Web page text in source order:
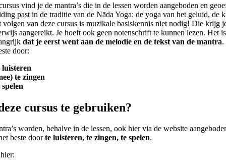
vind je de mantra’s die in de lessen worden aangeboden en
past in de traditie van de Nāda Yoga: de yoga van het geluid, de
volgen van deze cursus is muzikale basiskennis niet nodig! Die krijg
aangereikt. Je hoeft ook geen notenschrift te kunnen lezen. Het
dat je eerst went aan de melodie en de tekst van de mantra.
door:
luisteren
te zingen
spelen
cursus te gebruiken?
worden, behalve in de lessen, ook hier via de website
beste doorte luisteren, te zingen, te spelen.